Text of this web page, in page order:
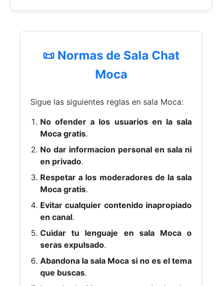
📜 Normas de Sala Chat
Moca
Sigue las siguientes reglas en sala Moca:
No ofender a los usuarios en la sala
Moca gratis.
No dar informacion personal en sala ni
en privado.
Respetar a los moderadores de la sala
Moca gratis.
Evitar cualquier contenido inapropiado
en canal.
Cuidar tu lenguaje en sala Moca o
seras expulsado.
Abandona la sala Moca si no es el tema
que buscas.